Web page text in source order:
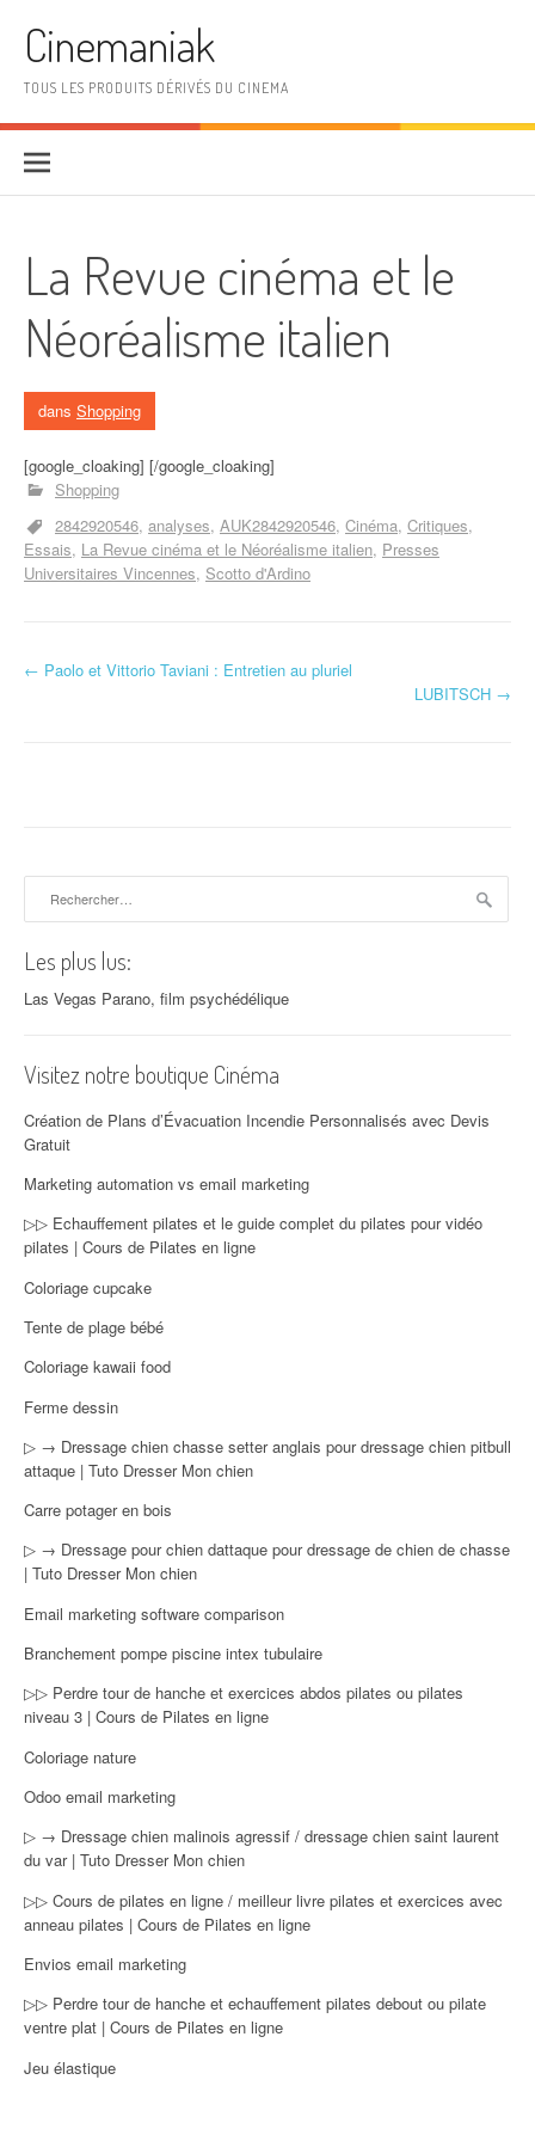
Cinemaniak
TOUS LES PRODUITS DÉRIVÉS DU CINEMA
La Revue cinéma et le
Néoréalisme italien
dans Shopping
[google_cloaking] [/google_cloaking]
Shopping
2842920546 analyses AUK2842920546 Cinéma Critiques
Essais La Revue cinéma et le Néoréalisme italien Presses
Universitaires Vincennes Scotto d'Ardino
Navigation d'article
← Paolo et Vittorio Taviani : Entretien au pluriel
LUBITSCH →
Les plus lus:
Las Vegas Parano, film psychédélique
Visitez notre boutique Cinéma
Création de Plans d’Évacuation Incendie Personnalisés avec Devis
Gratuit
Marketing automation vs email marketing
▷▷ Echauffement pilates et le guide complet du pilates pour vidéo
pilates | Cours de Pilates en ligne
Coloriage cupcake
Tente de plage bébé
Coloriage kawaii food
Ferme dessin
▷ → Dressage chien chasse setter anglais pour dressage chien pitbull
attaque | Tuto Dresser Mon chien
Carre potager en bois
▷ → Dressage pour chien dattaque pour dressage de chien de chasse
| Tuto Dresser Mon chien
Email marketing software comparison
Branchement pompe piscine intex tubulaire
▷▷ Perdre tour de hanche et exercices abdos pilates ou pilates
niveau 3 | Cours de Pilates en ligne
Coloriage nature
Odoo email marketing
▷ → Dressage chien malinois agressif / dressage chien saint laurent
du var | Tuto Dresser Mon chien
▷▷ Cours de pilates en ligne / meilleur livre pilates et exercices avec
anneau pilates | Cours de Pilates en ligne
Envios email marketing
▷▷ Perdre tour de hanche et echauffement pilates debout ou pilate
ventre plat | Cours de Pilates en ligne
Jeu élastique